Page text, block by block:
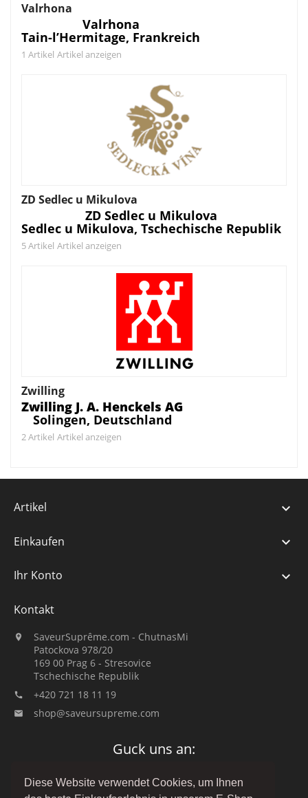
Diese Website verwendet Cookies, um Ihnen
Valrhona
Valrhona
Tain-l’Hermitage, Frankreich
1 Artikel Artikel anzeigen
ZD Sedlec u Mikulova
ZD Sedlec u Mikulova
Sedlec u Mikulova, Tschechische Republik
5 Artikel Artikel anzeigen
Zwilling
Zwilling J. A. Henckels AG
Solingen, Deutschland
2 Artikel Artikel anzeigen
Artikel 
Einkaufen 
Ihr Konto 
Kontakt

SaveurSuprême.com - ChutnasMi
Patockova 978/20
169 00 Prag 6 - Stresovice
Tschechische Republik
 +420 721 18 11 19
 shop@saveursupreme.com
Guck uns an: